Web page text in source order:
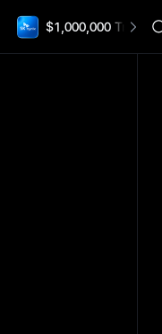
$1,000,000 TradFi